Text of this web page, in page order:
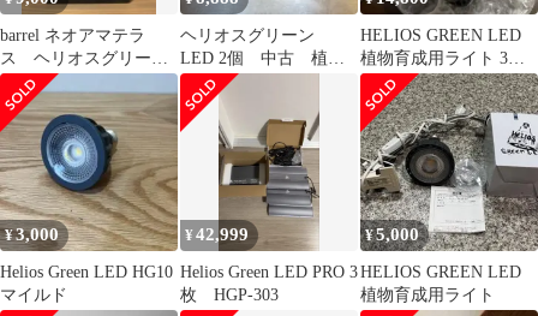
barrel ネオアマテラ
ス ヘリオスグリーン
(ジャンク)セット
20W LED
ヘリオスグリーン
LED 2個 中古 植物
育成ライト
HELIOS GREEN LED
植物育成用ライト 3個
セット 広角レンズ付
¥3,000
Helios Green LED HG10
マイルド
¥42,999
Helios Green LED PRO 3
枚 HGP-303
¥5,000
HELIOS GREEN LED
植物育成用ライト